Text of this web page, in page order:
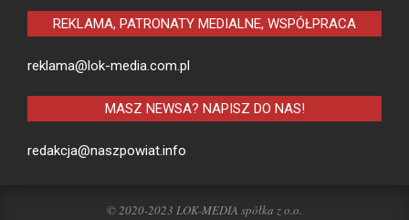
REKLAMA, PATRONATY MEDIALNE, WSPÓŁPRACA
reklama@lok-media.com.pl
MASZ NEWSA? NAPISZ DO NAS!
redakcja@naszpowiat.info
© 2020-2023 LOK-MEDIA spółka z o.o.